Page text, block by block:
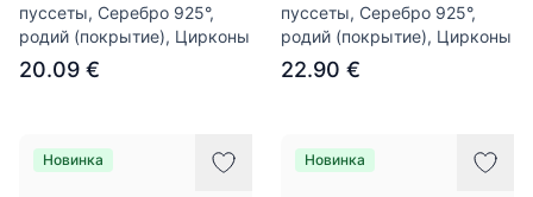
пуссеты, Серебро 925°,
родий (покрытие), Цирконы
20.09 €
пуссеты, Серебро 925°,
родий (покрытие), Цирконы
22.90 €
Новинка Новинка